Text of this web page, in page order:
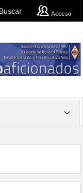
Buscar Acceso